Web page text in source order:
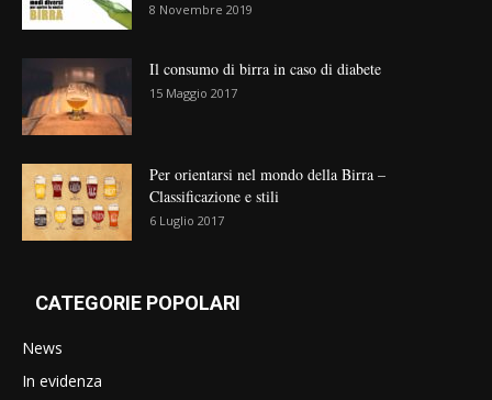
8 Novembre 2019
Il consumo di birra in caso di diabete
15 Maggio 2017
Per orientarsi nel mondo della Birra –
Classificazione e stili
6 Luglio 2017
CATEGORIE POPOLARI
News
In evidenza